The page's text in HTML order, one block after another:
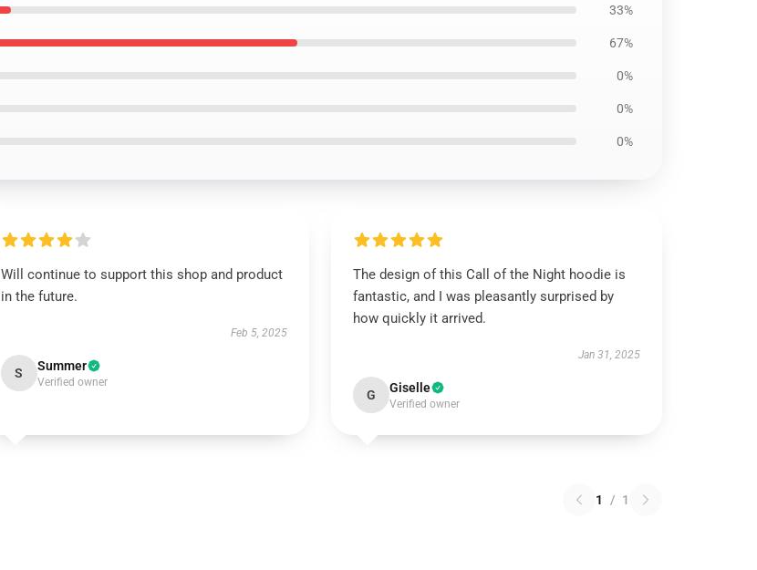
33%
67%
0%
0%
0%
Will continue to support this shop and product
in the future.
Feb 5, 2025
S Summer
Verified owner
The design of this Call of the Night hoodie is
fantastic, and I was pleasantly surprised by
how quickly it arrived.
Jan 31, 2025
G Giselle
Verified owner
1 / 1